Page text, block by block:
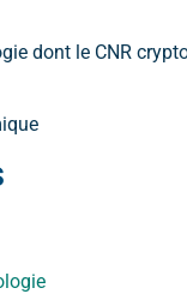
dont le CNR